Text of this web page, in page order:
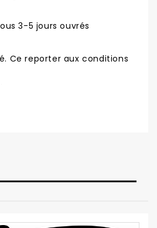
3-5 jours ouvrés
Ce reporter aux conditions